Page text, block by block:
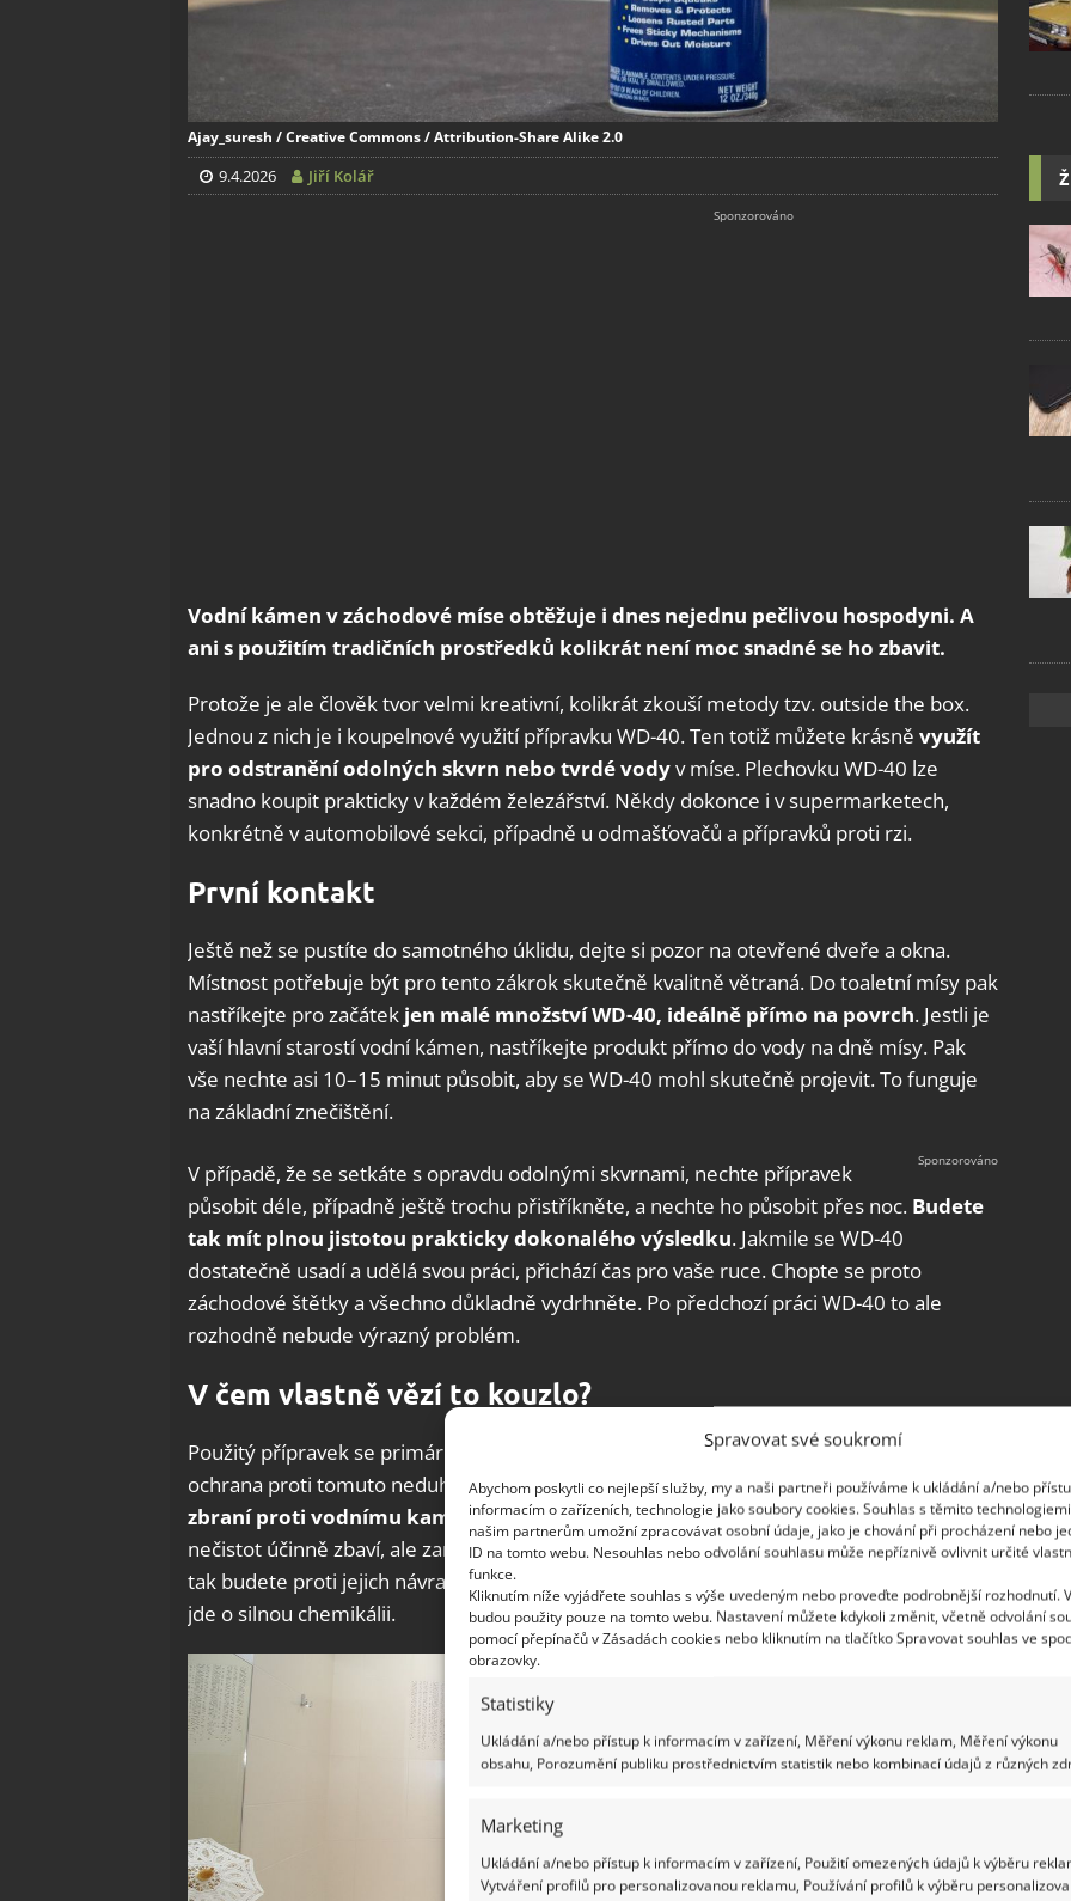
Spravovat své soukromí
Abychom poskytli co nejlepší služby, my a naši partneři používáme k ukládání a/nebo
informacím o zařízeních, technologie jako soubory cookies. Souhlas s těmito
našim partnerům umožní zpracovávat osobní údaje, jako je chování při procházení nebo
ID na tomto webu. Nesouhlas nebo odvolání souhlasu může nepříznivě ovlivnit určité
funkce.
Kliknutím níže vyjádřete souhlas s výše uvedeným nebo proveďte podrobnější rozhodnutí.
budou použity pouze na tomto webu. Nastavení můžete kdykoli změnit, včetně odvolání
pomocí přepínačů v Zásadách cookies nebo kliknutím na tlačítko Spravovat souhlas ve
obrazovky.
Statistiky
Ukládání a/nebo přístup k informacím v zařízení, Měření výkonu reklam, Měření výkonu
obsahu, Porozumění publiku prostřednictvím statistik nebo kombinací údajů z různých
Marketing
Ukládání a/nebo přístup k informacím v zařízení, Použití omezených údajů k výběru
Vytváření profilů pro personalizovanou reklamu, Používání profilů k výběru
Ajay_suresh / Creative Commons / Attribution-Share Alike 2.0
9.4.2026 Jiří Kolář
Vodní kámen v záchodové míse obtěžuje i dnes nejednu pečlivou hospodyni. A
ani s použitím tradičních prostředků kolikrát není moc snadné se ho zbavit.
Protože je ale člověk tvor velmi kreativní, kolikrát zkouší metody tzv. outside the box.
Jednou z nich je i koupelnové využití přípravku WD-40. Ten totiž můžete krásně využít
pro odstranění odolných skvrn nebo tvrdé vodyv míse. Plechovku WD-40 lze
snadno koupit prakticky v každém železářství. Někdy dokonce i v supermarketech,
konkrétně v automobilové sekci, případně u odmašťovačů a přípravků proti rzi.
První kontakt
Ještě než se pustíte do samotného úklidu, dejte si pozor na otevřené dveře a okna.
Místnost potřebuje být pro tento zákrok skutečně kvalitně větraná. Do toaletní mísy pak
nastříkejte pro začátek jen malé množství WD-40, ideálně přímo na povrch. Jestli je
vaší hlavní starostí vodní kámen, nastříkejte produkt přímo do vody na dně mísy. Pak
vše nechte asi 10–15 minut působit, aby se WD-40 mohl skutečně projevit. To funguje
na základní znečištění.
V případě, že se setkáte s opravdu odolnými skvrnami, nechte přípravek
působit déle, případně ještě trochu přistříkněte, a nechte ho působit přes noc. Budete
tak mít plnou jistotou praktickydokonalého výsledku. Jakmile se WD-40
dostatečně usadí a udělá svou práci, přichází čas pro vaše ruce. Chopte se proto
záchodové štětky a všechno důkladně vydrhněte. Po předchozí práci WD-40 to ale
rozhodně nebude výrazný problém.
V čem vlastně vězí to kouzlo?
Použitý přípravek se primárně vyrábí jako odstraňovač rzi ve spreji, stejně tak jako
ochrana proti tomuto neduhu mnoha povrchů. Právě z toho důvodu je ale takúčinnou
zbraní proti vodnímu kameni nejen v případě toalety. Nejenže vás souvisejících
nečistot účinně zbaví, ale zanechá na povrchu také ochrannou vrstvu. Po nějakou dobu
tak budete proti jejich návratu do značné míry chráněni. Vezměte však na vědomí, že
jde o silnou chemikálii.